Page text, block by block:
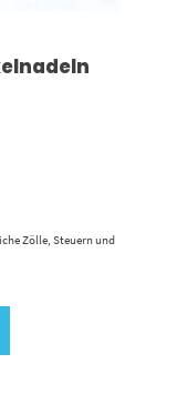
Zölle, Steuern und